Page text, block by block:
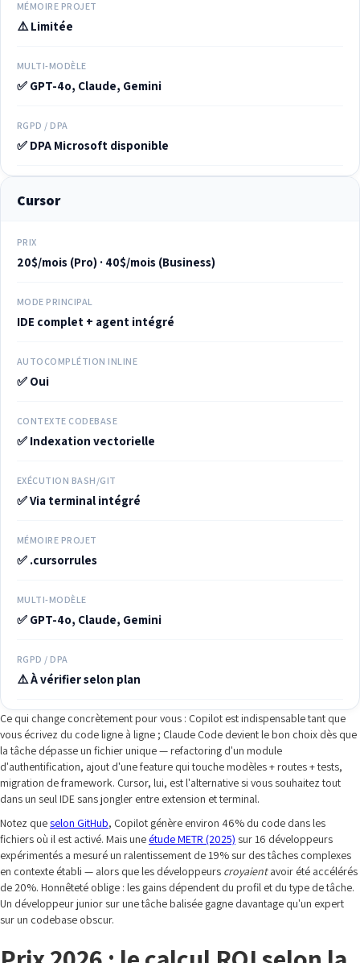
MÉMOIRE PROJET
⚠️ Limitée
MULTI-MODÈLE
✅ GPT-4o, Claude, Gemini
RGPD / DPA
✅ DPA Microsoft disponible
Cursor
PRIX
20$/mois (Pro) · 40$/mois (Business)
MODE PRINCIPAL
IDE complet + agent intégré
AUTOCOMPLÉTION INLINE
✅ Oui
CONTEXTE CODEBASE
✅ Indexation vectorielle
EXÉCUTION BASH/GIT
✅ Via terminal intégré
MÉMOIRE PROJET
✅ .cursorrules
MULTI-MODÈLE
✅ GPT-4o, Claude, Gemini
RGPD / DPA
⚠️ À vérifier selon plan
Ce qui change concrètement pour vous : Copilot est indispensable tant que
vous écrivez du code ligne à ligne ; Claude Code devient le bon choix dès que
la tâche dépasse un fichier unique — refactoring d'un module
d'authentification, ajout d'une feature qui touche modèles + routes + tests,
migration de framework. Cursor, lui, est l'alternative si vous souhaitez tout
dans un seul IDE sans jongler entre extension et terminal.
Notez queselon GitHub, Copilot génère environ 46% du code dans les
fichiers où il est activé. Mais une étude METR (2025) sur 16 développeurs
expérimentés a mesuré un ralentissement de 19% sur des tâches complexes
en contexte établi — alors que les développeurs croyaientavoir été accélérés
de 20%. Honnêteté oblige : les gains dépendent du profil et du type de tâche.
Un développeur junior sur une tâche balisée gagne davantage qu'un expert
sur un codebase obscur.